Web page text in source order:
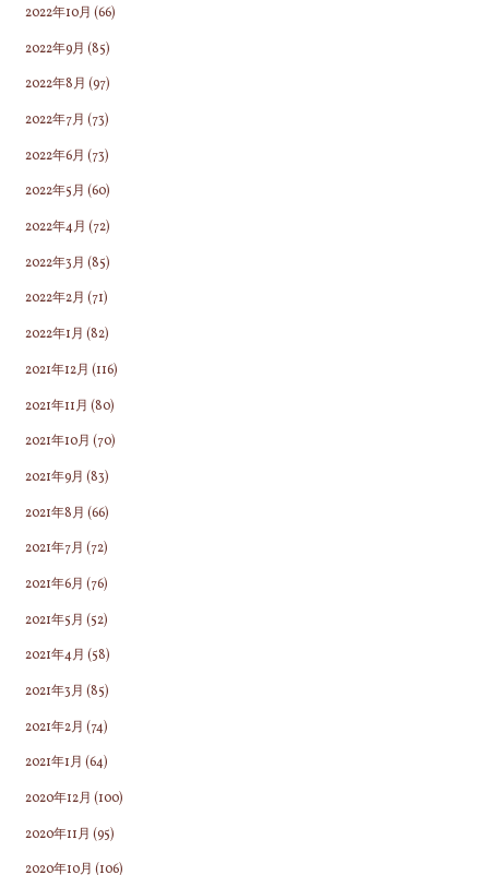
2022年10月 (66)
2022年9月 (85)
2022年8月 (97)
2022年7月 (73)
2022年6月 (73)
2022年5月 (60)
2022年4月 (72)
2022年3月 (85)
2022年2月 (71)
2022年1月 (82)
2021年12月 (116)
2021年11月 (80)
2021年10月 (70)
2021年9月 (83)
2021年8月 (66)
2021年7月 (72)
2021年6月 (76)
2021年5月 (52)
2021年4月 (58)
2021年3月 (85)
2021年2月 (74)
2021年1月 (64)
2020年12月 (100)
2020年11月 (95)
2020年10月 (106)